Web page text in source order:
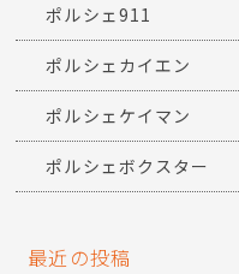
ポルシェ911
ポルシェカイエン
ポルシェケイマン
ポルシェボクスター
最近の投稿